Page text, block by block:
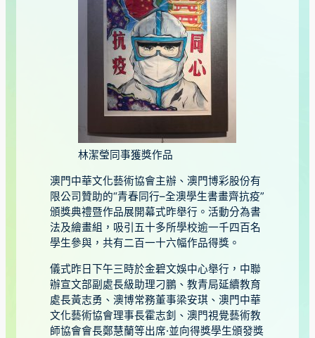
林潔瑩同事獲獎作品
澳門中華文化藝術協會主辦、澳門博彩股份有
限公司贊助的“青春同行–全澳學生書畫齊抗疫”
頒獎典禮暨作品展開幕式昨舉行。活動分為書
法及繪畫組，吸引五十多所學校逾一千四百名
學生參與，共有二百一十六幅作品得獎。
儀式昨日下午三時於金碧文娛中心舉行，中聯
辦宣文部副處長級助理刁鵬、教青局延續教育
處長黃志勇、澳博常務董事梁安琪、澳門中華
文化藝術協會理事長霍志釗、澳門視覺藝術教
師協會會長鄭慧蘭等出席·並向得獎學生頒發獎